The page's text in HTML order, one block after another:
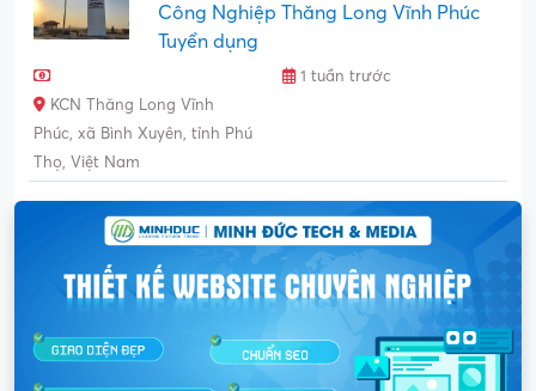
Công Nghiệp Thăng Long Vĩnh Phúc
Tuyển dụng
1 tuần trước
KCN Thăng Long Vĩnh
Phúc, xã Bình Xuyên, tỉnh Phú
Thọ, Việt Nam